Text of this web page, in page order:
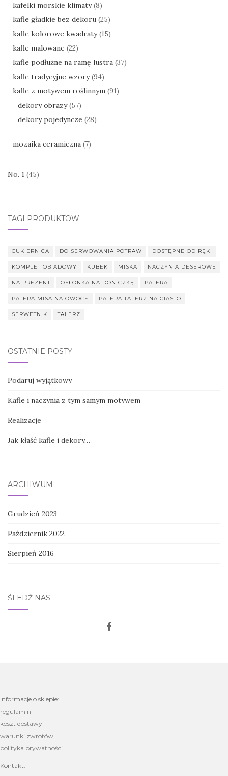
kafelki morskie klimaty (8)
kafle gładkie bez dekoru (25)
kafle kolorowe kwadraty (15)
kafle malowane (22)
kafle podłużne na ramę lustra (37)
kafle tradycyjne wzory (94)
kafle z motywem roślinnym (91)
dekory obrazy (57)
dekory pojedyncze (28)
mozaika ceramiczna (7)
No. 1 (45)
TAGI PRODUKTÓW
CUKIERNICA DO SERWOWANIA POTRAW DOSTĘPNE OD RĘKI
KOMPLET OBIADOWY KUBEK MISKA NACZYNIA DESEROWE
NA PREZENT OSŁONKA NA DONICZKĘ PATERA
PATERA MISA NA OWOCE PATERA TALERZ NA CIASTO
SERWETNIK TALERZ
OSTATNIE POSTY
Podaruj wyjątkowy
Kafle i naczynia z tym samym motywem
Realizacje
Jak kłaść kafle i dekory…
ARCHIWUM
Grudzień 2023
Październik 2022
Sierpień 2016
ŚLEDŹ NAS
Informacje o sklepie:
regulamin
koszt dostawy
warunki zwrotów
polityka prywatności
Kontakt: